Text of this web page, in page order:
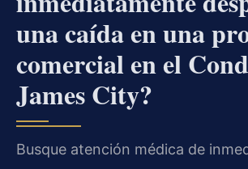
una caída en una
comercial en el
James City?
Busque atención médica de